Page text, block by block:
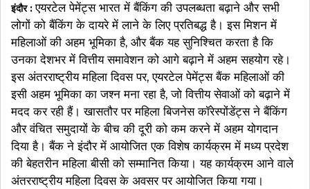
इंदौर : एयरटेल पेमेंट्स भारत में बैंकिंग की उपलब्धता बढ़ाने और सभी
लोगों को बैंकिंग के दायरे में लाने के लिए प्रतिबद्ध है। इस मिशन में
महिलाओं की अहम भूमिका है, और बैंक यह सुनिश्चित करता है कि
उनका देशभर में वित्तीय समावेशन को आगे बढ़ाने में अहम सहयोग रहे।
इस अंतरराष्ट्रीय महिला दिवस पर, एयरटेल पेमेंट्स बैंक महिलाओं की
इसी अहम भूमिका का जश्न मना रहा है, जो वित्तीय सेवाओं को बढ़ाने में
मदद कर रही हैं। खासतौर पर महिला बिजनेस कॉरेस्पोंडेंट्स ने बैंकिंग
और वंचित समुदायों के बीच की दूरी को कम करने में अहम योगदान
दिया है। बैंक ने इंदौर में आयोजित एक विशेष कार्यक्रम में मध्य प्रदेश
की बेहतरीन महिला बीसी को सम्मानित किया। यह कार्यक्रम आने वाले
अंतरराष्ट्रीय महिला दिवस के अवसर पर आयोजित किया गया।